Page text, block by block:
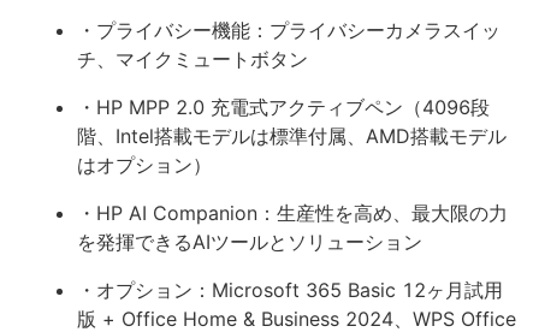
・プライバシー機能：プライバシーカメラスイッ
チ、マイクミュートボタン
・HP MPP 2.0 充電式アクティブペン（4096段
階、Intel搭載モデルは標準付属、AMD搭載モデル
はオプション）
・HP AI Companion：生産性を高め、最大限の力
を発揮できるAIツールとソリューション
・オプション：Microsoft 365 Basic 12ヶ月試用
版 + Office Home & Business 2024、WPS Office